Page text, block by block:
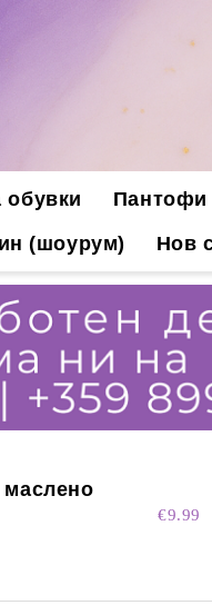
обувки Пантофи
(шоурум) Нов
€9.99